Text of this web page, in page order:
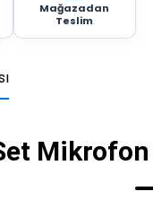
Mağazadan
Teslim